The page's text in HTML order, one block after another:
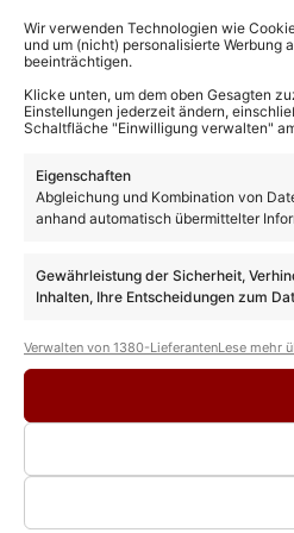
Wir verwenden Technologien wie
und um (nicht) personalisierte Werbung
beeinträchtigen.
Klicke unten, um dem oben Gesagten
Einstellungen jederzeit ändern,
Schaltfläche "Einwilligung verwalten"
Eigenschaften
Abgleichung und Kombination von
anhand automatisch übermittelter
Gewährleistung der Sicherheit,
Inhalten, Ihre Entscheidungen zum
Verwalten von 1380-LieferantenLese mehr